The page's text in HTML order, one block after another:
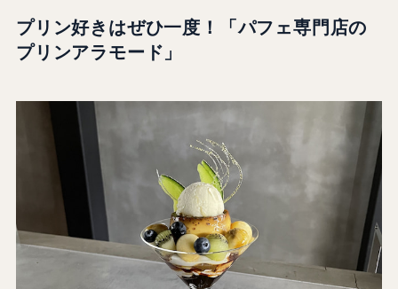
プリン好きはぜひ一度！「パフェ専門店の
プリンアラモード」